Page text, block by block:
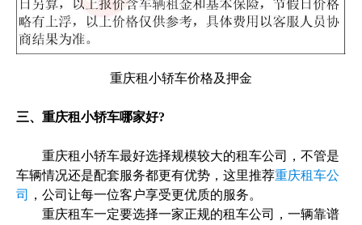
重庆租小轿车价格及押金
三、重庆租小轿车哪家好?
重庆租小轿车最好选择规模较大的租车公司，不管是
车辆情况还是配套服务都更有优势，这里推荐重庆租车公
司
，公司让每一位客户享受更优质的服务。
重庆租车一定要选择一家正规的租车公司，一辆靠谱